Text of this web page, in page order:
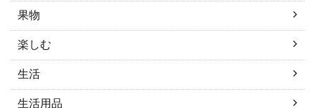
果物
楽しむ
生活
生活用品